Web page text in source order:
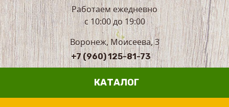
Работаем ежедневно
с 10:00 до 19:00
Воронеж, Моисеева, 3
+7 (960) 125-81-73
КАТАЛОГ